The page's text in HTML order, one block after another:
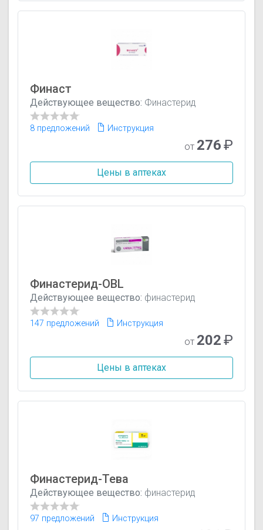
Финаст
Действующее вещество: Финастерид
8 предложений Инструкция
от 276₽
Цены в аптеках
Финастерид-OBL
Действующее вещество: финастерид
147 предложений Инструкция
от 202₽
Цены в аптеках
Финастерид-Тева
Действующее вещество: финастерид
97 предложений Инструкция